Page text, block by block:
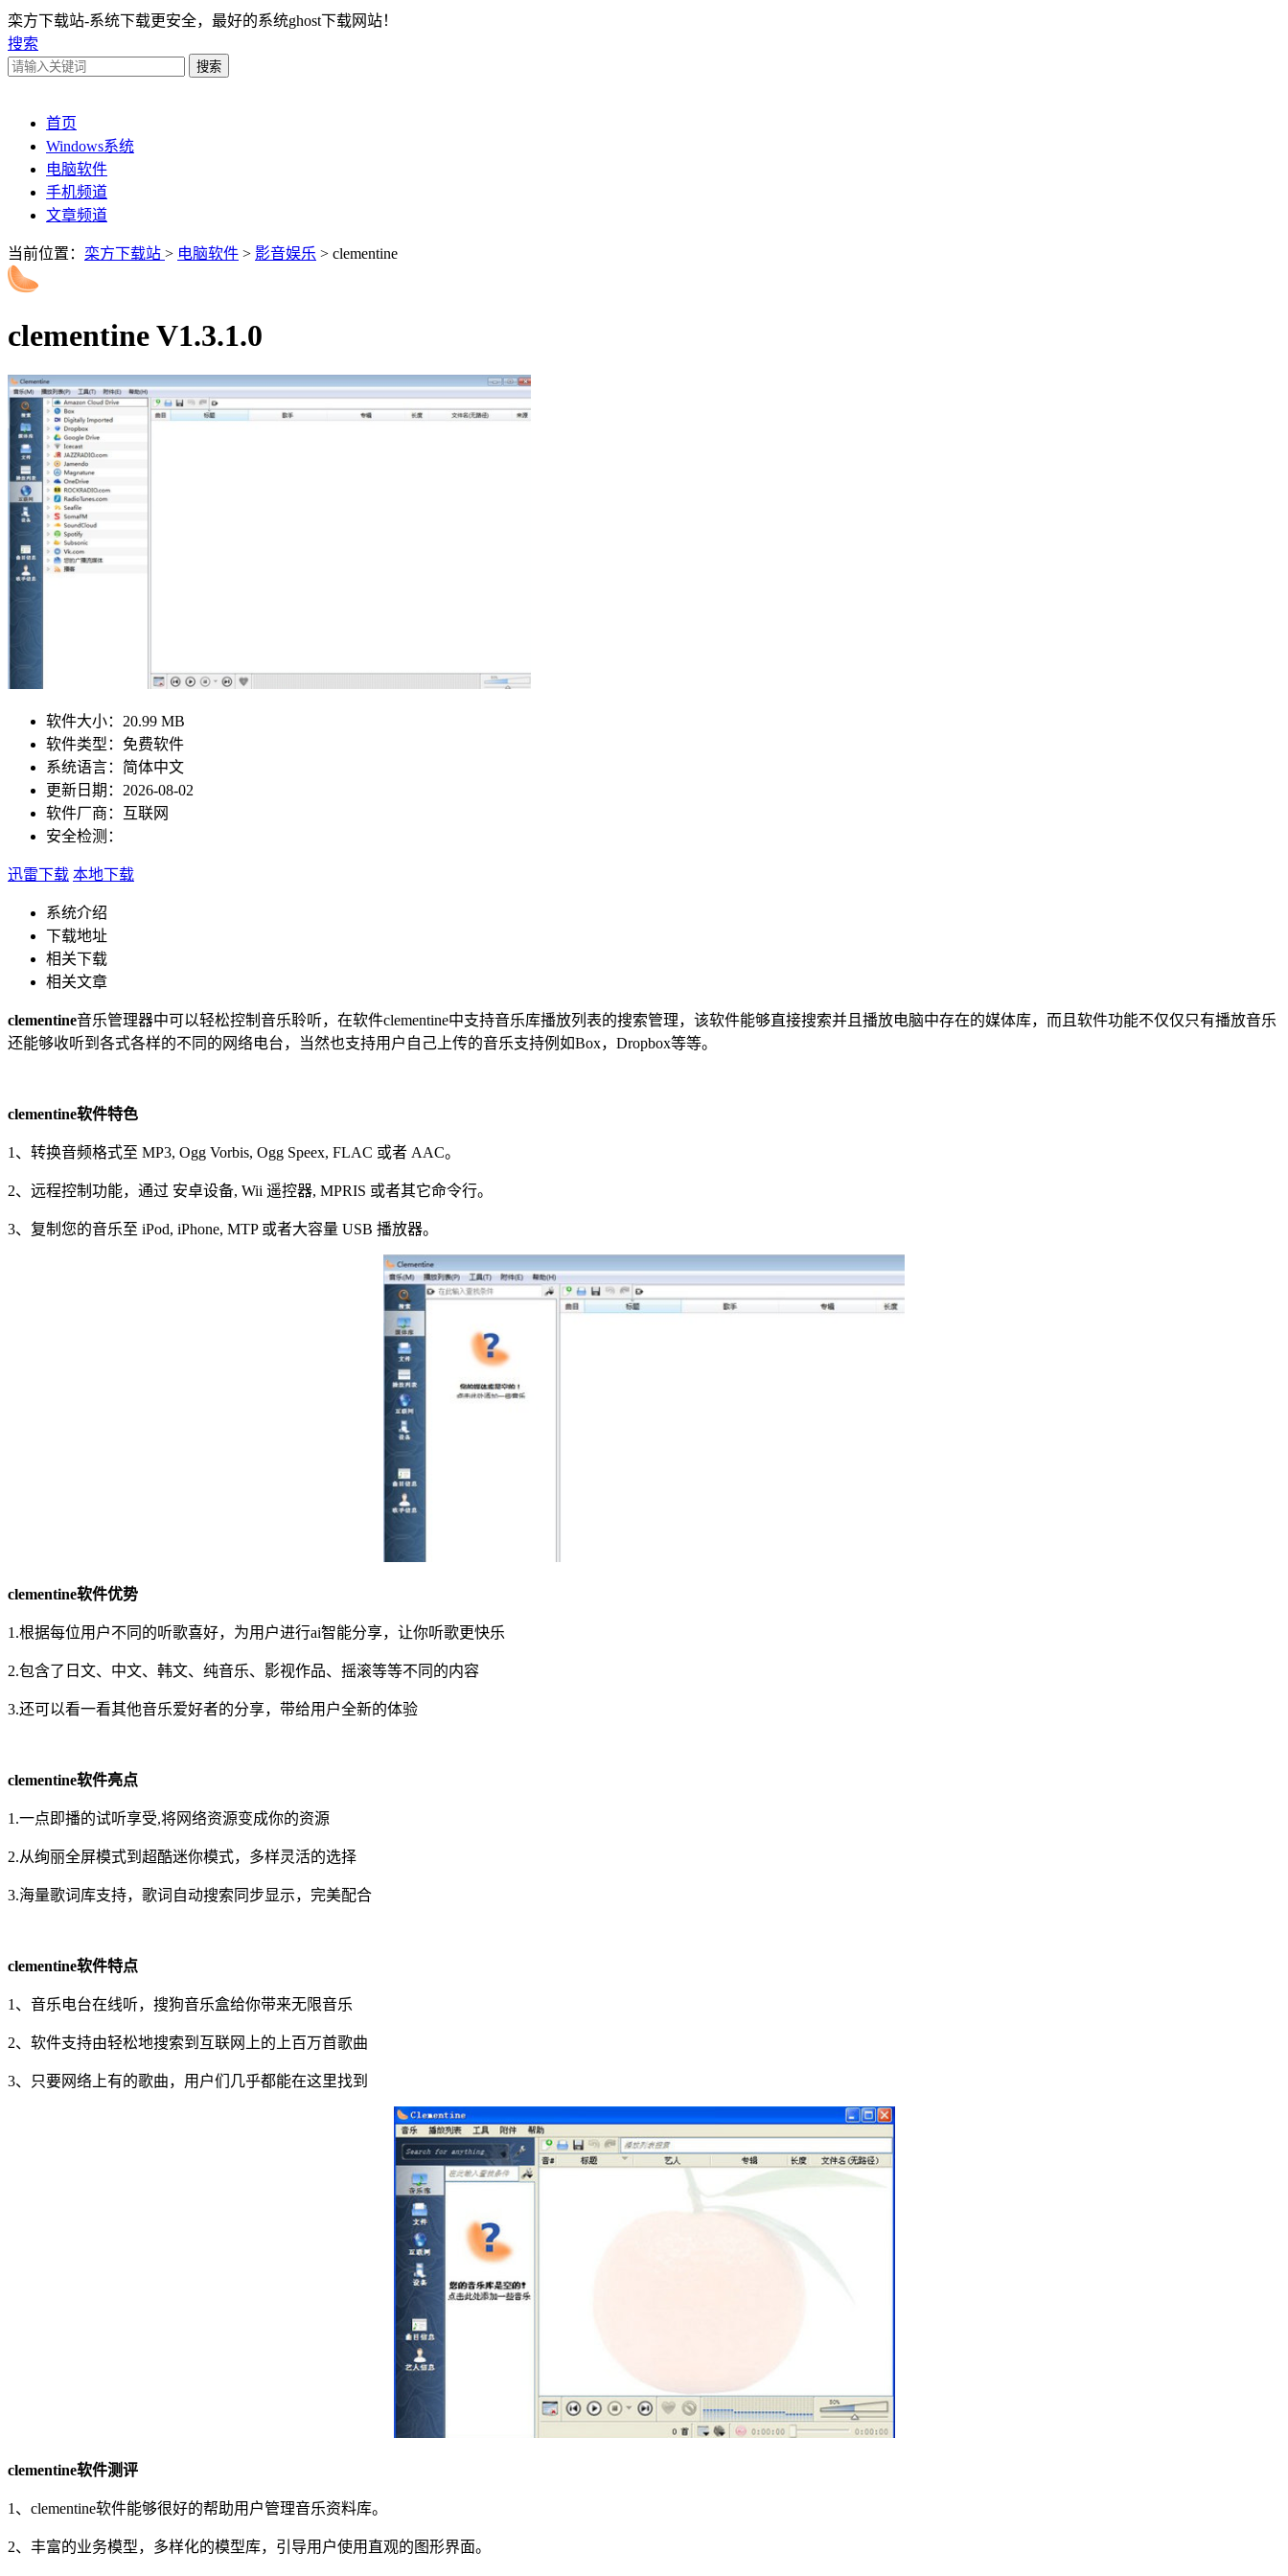
栾方下载站-系统下载更安全，最好的系统ghost下载网站！
搜索
首页
Windows系统
电脑软件
手机频道
文章频道
当前位置： 栾方下载站 > 电脑软件 > 影音娱乐 > clementine
clementine V1.3.1.0
软件大小： 20.99 MB
软件类型： 免费软件
系统语言： 简体中文
更新日期： 2026-08-02
软件厂商： 互联网
安全检测：
迅雷下载 本地下载
系统介绍
下载地址
相关下载
相关文章
clementine音乐管理器中可以轻松控制音乐聆听，在软件clementine中支持音乐库播放列表的搜索管理，该软件能够直接搜索并且播放电脑中存在的媒体库，而且软件功能不仅仅只有播放音乐
还能够收听到各式各样的不同的网络电台，当然也支持用户自己上传的音乐支持例如Box，Dropbox等等。
clementine软件特色
1、转换音频格式至 MP3, Ogg Vorbis, Ogg Speex, FLAC 或者 AAC。
2、远程控制功能，通过 安卓设备, Wii 遥控器, MPRIS 或者其它命令行。
3、复制您的音乐至 iPod, iPhone, MTP 或者大容量 USB 播放器。
clementine软件优势
1.根据每位用户不同的听歌喜好，为用户进行ai智能分享，让你听歌更快乐
2.包含了日文、中文、韩文、纯音乐、影视作品、摇滚等等不同的内容
3.还可以看一看其他音乐爱好者的分享，带给用户全新的体验
clementine软件亮点
1.一点即播的试听享受,将网络资源变成你的资源
2.从绚丽全屏模式到超酷迷你模式，多样灵活的选择
3.海量歌词库支持，歌词自动搜索同步显示，完美配合
clementine软件特点
1、音乐电台在线听，搜狗音乐盒给你带来无限音乐
2、软件支持由轻松地搜索到互联网上的上百万首歌曲
3、只要网络上有的歌曲，用户们几乎都能在这里找到
clementine软件测评
1、clementine软件能够很好的帮助用户管理音乐资料库。
2、丰富的业务模型，多样化的模型库，引导用户使用直观的图形界面。